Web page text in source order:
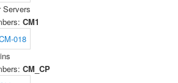
Servers
CM1
CM_CP